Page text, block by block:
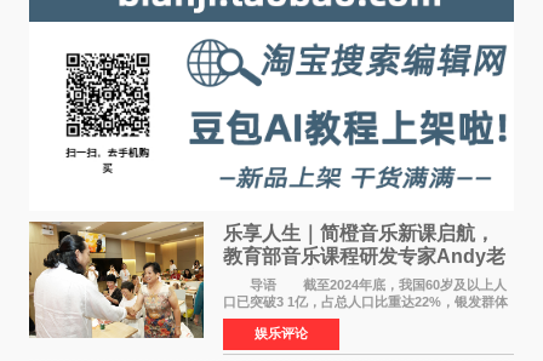
乐享人生｜简橙音乐新课启航，
教育部音乐课程研发专家Andy老
师重磅入驻领航银龄琴声
导语 截至2024年底，我国60岁及以上人
口已突破3 1亿，占总人口比重达22%，银发群体
的精神文化需求日益凸显。2024年1月，国务院办
公厅印发《关于发展银发经济增进老年人福祉的
意见》——这是
娱乐评论